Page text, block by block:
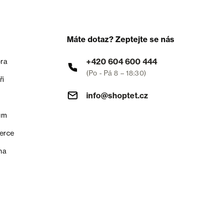
Máte dotaz? Zeptejte se nás
+420 604 600 444
(Po - Pá 8 – 18:30)
info@shoptet.cz